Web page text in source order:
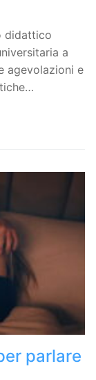
didattico
a
agevolazioni e
parlare